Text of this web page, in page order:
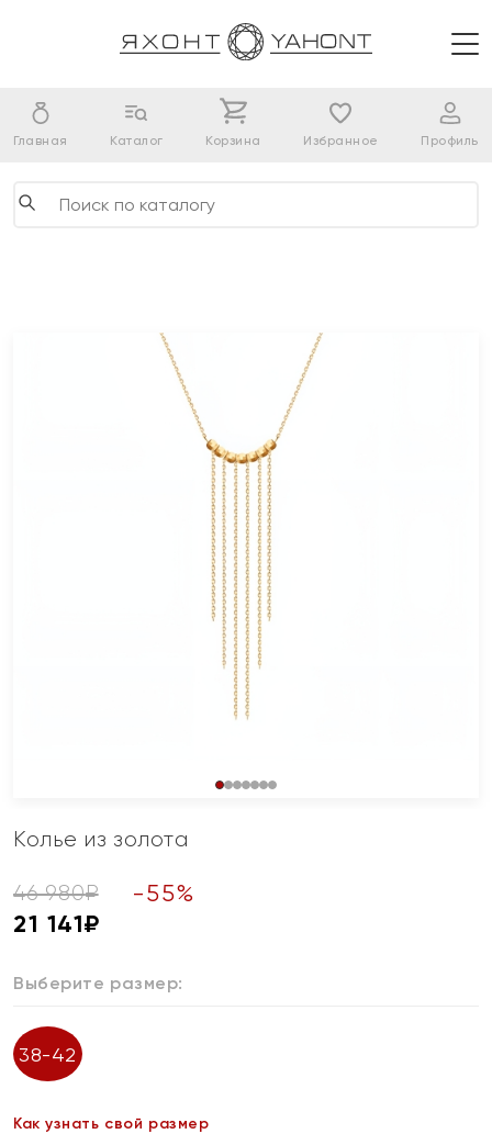
Главная Каталог Корзина Избранное Профиль
Колье из золота
46 980₽ -55%
21 141₽
Выберите размер:
38-42
Как узнать свой размер